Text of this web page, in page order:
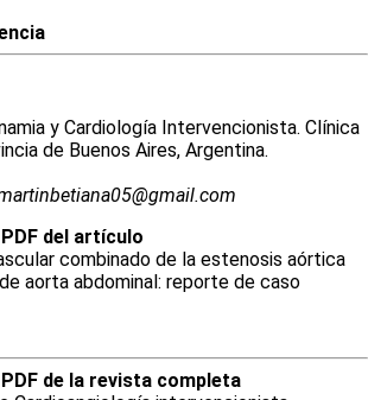
y Cardiología Intervencionista. Clínica
de Buenos Aires, Argentina.
del artículo
combinado de la estenosis aórtica
aorta abdominal: reporte de caso
de la revista completa